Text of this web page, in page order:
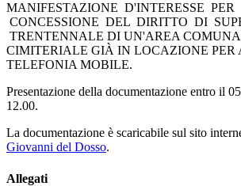
MANIFESTAZIONE D'INTERESSE PER
CONCESSIONE DEL DIRITTO DI
TRENTENNALE DI UN'AREA
CIMITERIALE GIÀ IN LOCAZIONE
TELEFONIA MOBILE.
Presentazione della documentazione entro il
12.00.
La documentazione è scaricabile sul sito
Giovanni del Dosso.
Allegati